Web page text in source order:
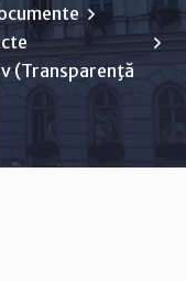
(Transparenţă